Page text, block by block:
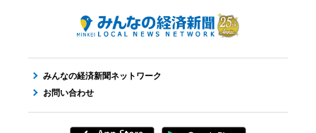
みんなの経済新聞ネットワーク
お問い合わせ